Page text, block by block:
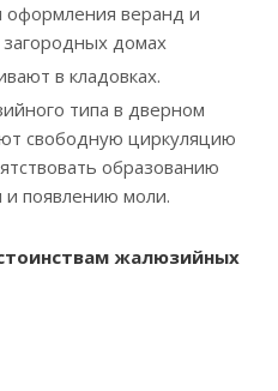
оформления веранд и
домах
в кладовках.
типа в дверном
свободную циркуляцию
образованию
и появлению моли.
жалюзийных